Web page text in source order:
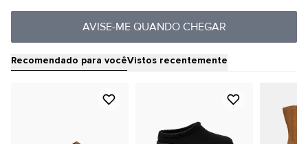
AVISE-ME QUANDO CHEGAR
Recomendado para vocêVistos recentemente